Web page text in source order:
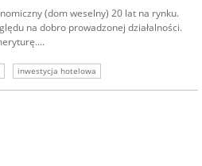
(dom weselny) 20 lat na rynku.
na dobro prowadzonej działalności.
inwestycja hotelowa
sprzedaż sprzedam dom weselny